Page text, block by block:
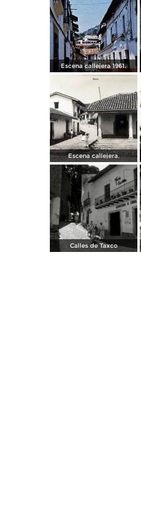
Escena callejera 1961.
Escena callejera.
Calles de Taxco